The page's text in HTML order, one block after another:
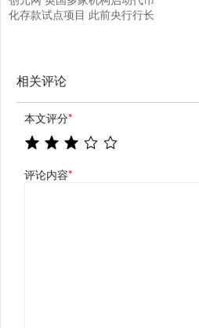
化存款试点项目 此前央行行长
相关评论
本文评分*
评论内容*